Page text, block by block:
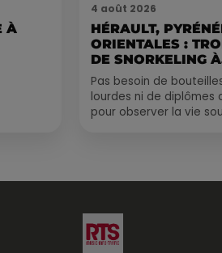
À
4 août 2026
HÉRAULT,
ORIENTALES :
DE SNORKELING À
EXPLORER...
Pas besoin de
lourdes ni de diplômes
pour observer la vie